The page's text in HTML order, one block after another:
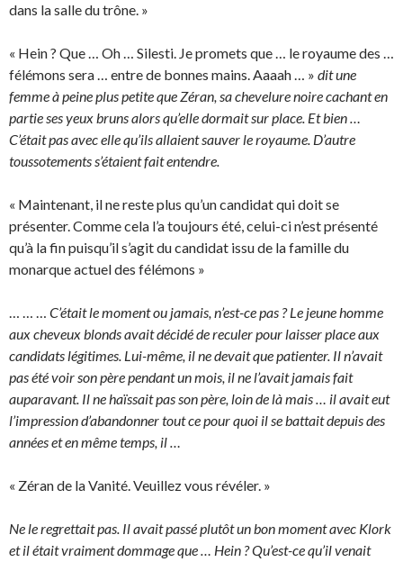
dans la salle du trône. »
« Hein ? Que … Oh … Silesti. Je promets que … le royaume des …
félémons sera … entre de bonnes mains. Aaaah … » dit une
femme à peine plus petite que Zéran, sa chevelure noire cachant en
partie ses yeux bruns alors qu’elle dormait sur place. Et bien …
C’était pas avec elle qu’ils allaient sauver le royaume. D’autre
toussotements s’étaient fait entendre.
« Maintenant, il ne reste plus qu’un candidat qui doit se
présenter. Comme cela l’a toujours été, celui-ci n’est présenté
qu’à la fin puisqu’il s’agit du candidat issu de la famille du
monarque actuel des félémons »
… … … C’était le moment ou jamais, n’est-ce pas ? Le jeune homme
aux cheveux blonds avait décidé de reculer pour laisser place aux
candidats légitimes. Lui-même, il ne devait que patienter. Il n’avait
pas été voir son père pendant un mois, il ne l’avait jamais fait
auparavant. Il ne haïssait pas son père, loin de là mais … il avait eut
l’impression d’abandonner tout ce pour quoi il se battait depuis des
années et en même temps, il …
« Zéran de la Vanité. Veuillez vous révéler. »
Ne le regrettait pas. Il avait passé plutôt un bon moment avec Klork
et il était vraiment dommage que … Hein ? Qu’est-ce qu’il venait